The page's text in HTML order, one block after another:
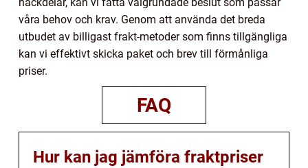
våra behov och krav. Genom att använda det breda
utbudet av billigast frakt-metoder som finns tillgängliga
kan vi effektivt skicka paket och brev till förmånliga
priser.
FAQ
Hur kan jag jämföra fraktpriser